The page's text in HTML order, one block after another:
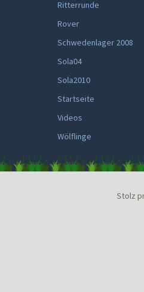
Ritterrunde
Rover
Schwedenlager 2008
Sola04
Sola2010
Startseite
Videos
Wölflinge
Stolz